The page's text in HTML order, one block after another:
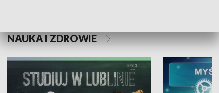
NAUKA I ZDROWIE